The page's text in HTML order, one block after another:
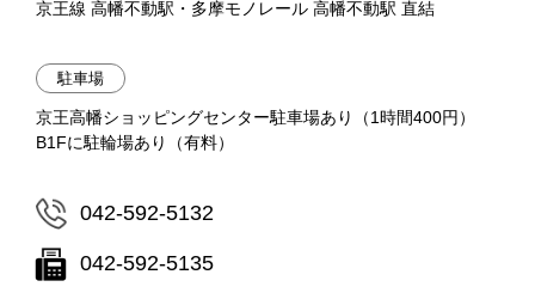
京王線 高幡不動駅・多摩モノレール 高幡不動駅 直結
駐車場
京王高幡ショッピングセンター駐車場あり（1時間400円）
B1Fに駐輪場あり（有料）
042-592-5132
042-592-5135